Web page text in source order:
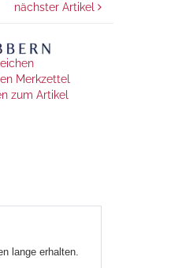
nächster Artikel
Merkzettel
zum Artikel
lange erhalten.